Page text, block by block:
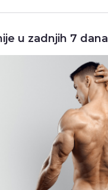
u zadnjih 7 dana